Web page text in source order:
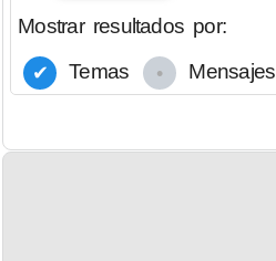
Mostrar resultados por:
Temas
Mensajes